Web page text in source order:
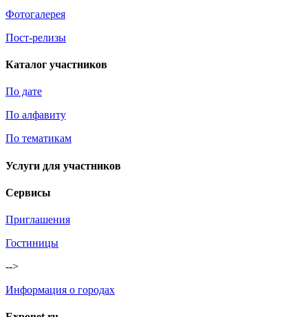
Фотогалерея
Пост-релизы
Каталог участников
По дате
По алфавиту
По тематикам
Услуги для участников
Сервисы
Приглашения
Гостиницы
-->
Информация о городах